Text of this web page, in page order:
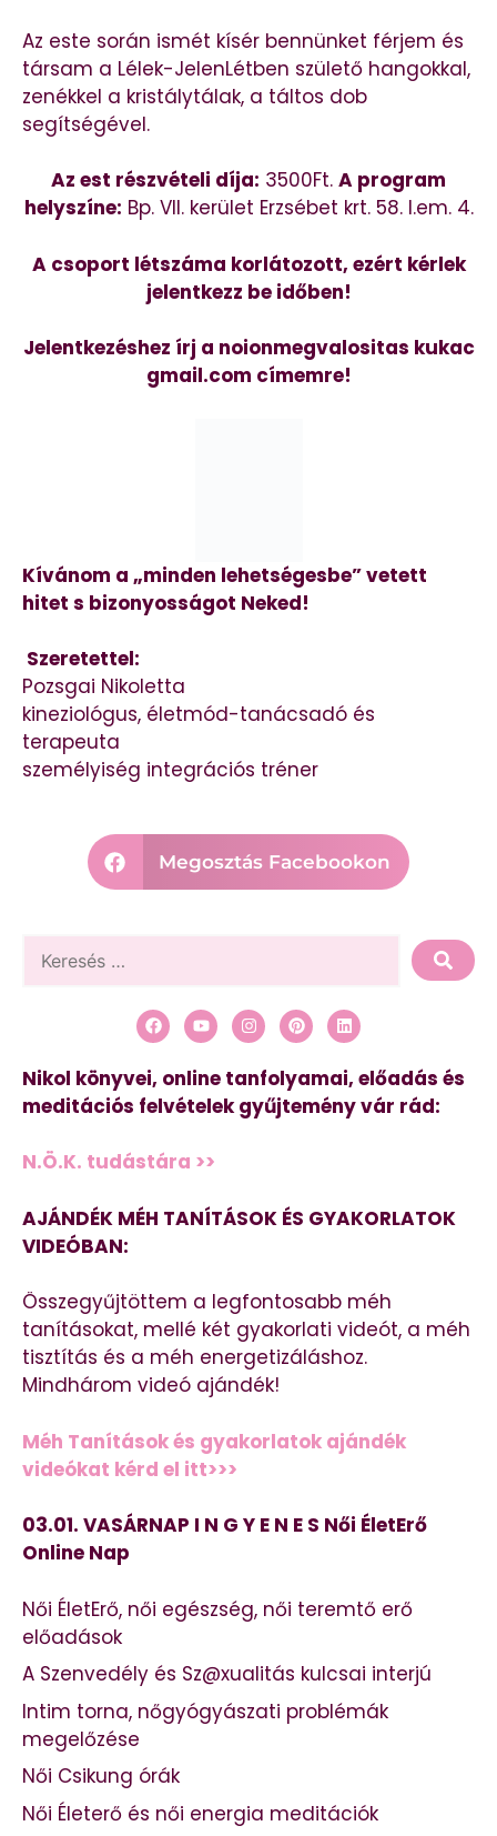
Az este során ismét kísér bennünket férjem és
társam a Lélek-JelenLétben születő hangokkal,
zenékkel a kristálytálak, a táltos dob
segítségével.
Az est részvételi díja: 3500Ft. A program
helyszíne: Bp. VII. kerület Erzsébet krt. 58. I.em. 4.
A csoport létszáma korlátozott, ezért kérlek
jelentkezz be időben!
Jelentkezéshez írj a noionmegvalositas kukac
gmail.com címemre!
Kívánom a „minden lehetségesbe” vetett
hitet s bizonyosságot Neked!
Szeretettel:
Pozsgai Nikoletta
kineziológus, életmód-tanácsadó és
terapeuta
személyiség integrációs tréner
Megosztás Facebookon
Nikol könyvei, online tanfolyamai, előadás és
meditációs felvételek gyűjtemény vár rád:
N.Ö.K. tudástára >>
AJÁNDÉK MÉH TANÍTÁSOK ÉS GYAKORLATOK
VIDEÓBAN:
Összegyűjtöttem a legfontosabb méh
tanításokat, mellé két gyakorlati videót, a méh
tisztítás és a méh energetizáláshoz.
Mindhárom videó ajándék!
Méh Tanítások és gyakorlatok ajándék
videókat kérd el itt>>>
03.01. VASÁRNAP I N G Y E N E S Női ÉletErő
Online Nap
Női ÉletErő, női egészség, női teremtő erő
előadások
A Szenvedély és Sz@xualitás kulcsai interjú
Intim torna, nőgyógyászati problémák
megelőzése
Női Csikung órák
Női Életerő és női energia meditációk